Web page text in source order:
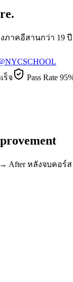
าคอีสานกว่า 19
ร็จ
Pass Rate
After หลังจบคอร์ส